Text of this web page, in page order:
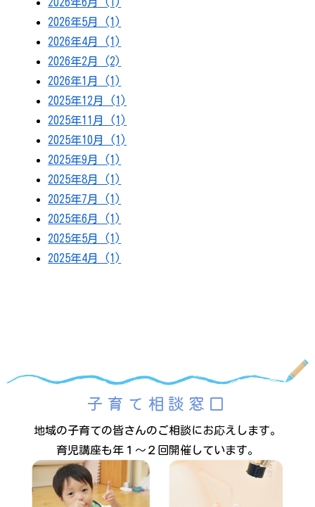
2026年5月 (1)
2026年4月 (1)
2026年2月 (2)
2026年1月 (1)
2025年12月 (1)
2025年11月 (1)
2025年10月 (1)
2025年9月 (1)
2025年8月 (1)
2025年7月 (1)
2025年6月 (1)
2025年5月 (1)
2025年4月 (1)
子育て相談窓口
地域の子育ての皆さんのご相談にお応えします。
育児講座も年１～２回開催しています。